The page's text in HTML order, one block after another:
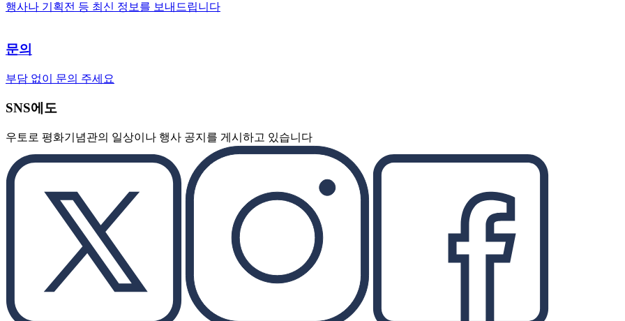
행사나 기획전 등 최신 정보를 보내드립니다
문의
부담 없이 문의 주세요
SNS에도
우토로 평화기념관의 일상이나 행사 공지를 게시하고 있습니다